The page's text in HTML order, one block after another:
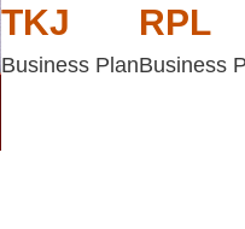
TKJ
Business Plan
RPL
Business